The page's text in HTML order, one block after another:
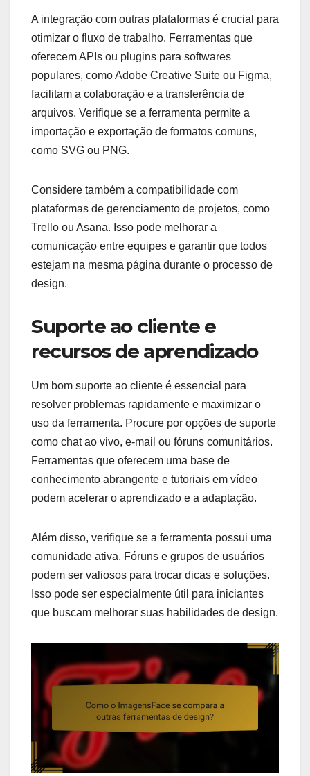
A integração com outras plataformas é crucial para
otimizar o fluxo de trabalho. Ferramentas que
oferecem APIs ou plugins para softwares
populares, como Adobe Creative Suite ou Figma,
facilitam a colaboração e a transferência de
arquivos. Verifique se a ferramenta permite a
importação e exportação de formatos comuns,
como SVG ou PNG.
Considere também a compatibilidade com
plataformas de gerenciamento de projetos, como
Trello ou Asana. Isso pode melhorar a
comunicação entre equipes e garantir que todos
estejam na mesma página durante o processo de
design.
Suporte ao cliente e
recursos de aprendizado
Um bom suporte ao cliente é essencial para
resolver problemas rapidamente e maximizar o
uso da ferramenta. Procure por opções de suporte
como chat ao vivo, e-mail ou fóruns comunitários.
Ferramentas que oferecem uma base de
conhecimento abrangente e tutoriais em vídeo
podem acelerar o aprendizado e a adaptação.
Além disso, verifique se a ferramenta possui uma
comunidade ativa. Fóruns e grupos de usuários
podem ser valiosos para trocar dicas e soluções.
Isso pode ser especialmente útil para iniciantes
que buscam melhorar suas habilidades de design.